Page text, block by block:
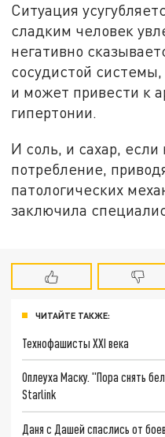
Ситуация
сладким человек
негативно
сосудистой
и может привести к
гипертонии.
И соль, и сахар, если
потребление,
патологических
заключила
ЧИТАЙТЕ ТАКЖЕ:
Технофашисты XXI века
Оплеуха Маску. "Пора снять
Starlink
Даня с Дашей спаслись от